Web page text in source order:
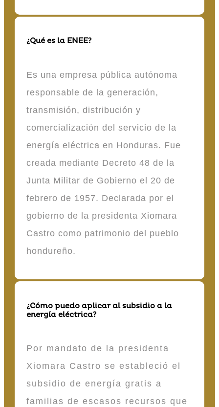
¿Qué es la ENEE?
Es una empresa pública autónoma
responsable de la generación,
transmisión, distribución y
comercialización del servicio de la
energía eléctrica en Honduras. Fue
creada mediante Decreto 48 de la
Junta Militar de Gobierno el 20 de
febrero de 1957. Declarada por el
gobierno de la presidenta Xiomara
Castro como patrimonio del pueblo
hondureño.
¿Cómo puedo aplicar al subsidio a la
energía eléctrica?
Por mandato de la presidenta
Xiomara Castro se estableció el
subsidio de energía gratis a
familias de escasos recursos que